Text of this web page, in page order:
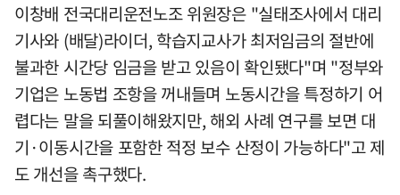
이창배 전국대리운전노조 위원장은 "실태조사에서 대리
기사와 (배달)라이더, 학습지교사가 최저임금의 절반에
불과한 시간당 임금을 받고 있음이 확인됐다"며 "정부와
기업은 노동법 조항을 꺼내들며 노동시간을 특정하기 어
렵다는 말을 되풀이해왔지만, 해외 사례 연구를 보면 대
기·이동시간을 포함한 적정 보수 산정이 가능하다"고 제
도 개선을 촉구했다.